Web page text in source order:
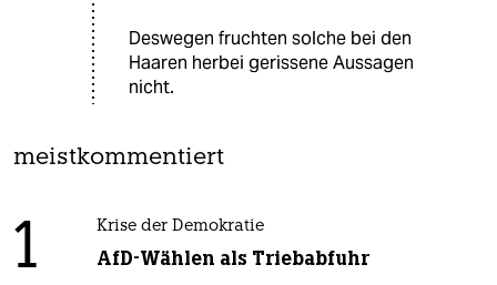
Deswegen fruchten solche bei den
Haaren herbei gerissene Aussagen
nicht.
meistkommentiert
1 Krise der Demokratie
AfD-Wählen als Triebabfuhr